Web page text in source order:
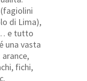
di Lima),
e tutto
una vasta
fichi,